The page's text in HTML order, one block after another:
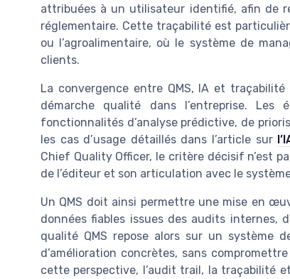
attribuées à un utilisateur identifié, afin de
réglementaire. Cette traçabilité est
ou l’agroalimentaire, où le système de
clients.
La convergence entre QMS, IA et
démarche qualité dans l’entreprise.
fonctionnalités d’analyse prédictive, de
les cas d’usage détaillés dans l’article sur
Chief Quality Officer, le critère décisif n’est
de l’éditeur et son articulation avec le
Un QMS doit ainsi permettre une mise en
données fiables issues des audits internes,
qualité QMS repose alors sur un système
d’amélioration concrètes, sans
cette perspective, l’audit trail, la traçabilité